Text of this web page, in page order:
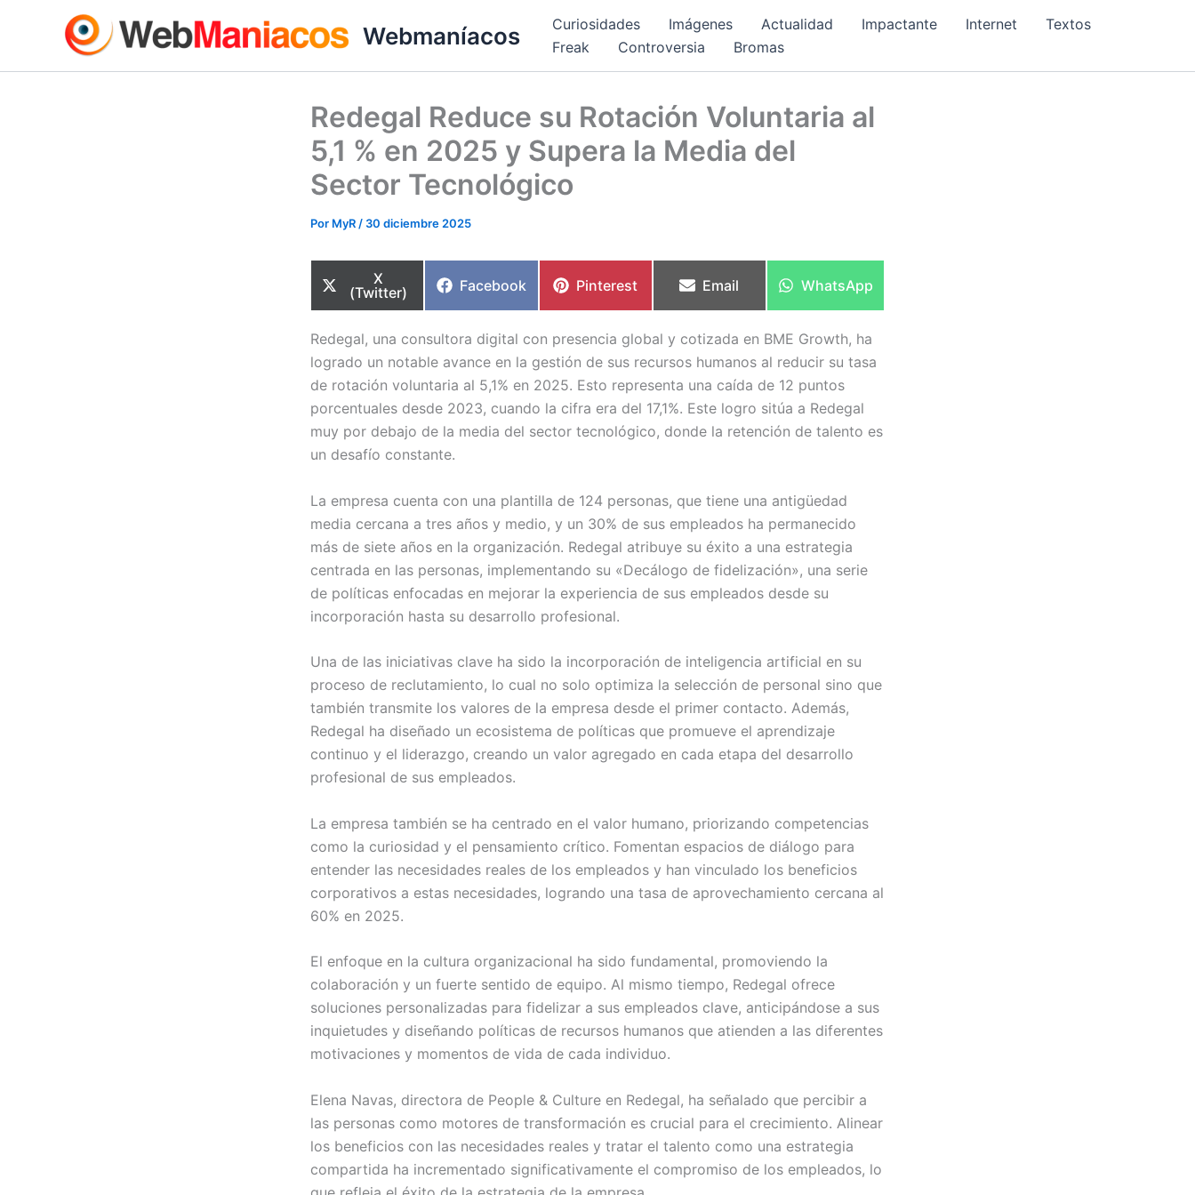
Webmaníacos Curiosidades Imágenes Actualidad Impactante Internet
Textos
Freak
Controversia Bromas
Redegal Reduce su Rotación Voluntaria al
5,1 % en 2025 y Supera la Media del
Sector Tecnológico
Por MyR / 30 diciembre 2025
Compartir
en
X
(Twitter)
Compartir
Facebook
Compartir
Pinterest
Compartir
Email
Compartir
WhatsApp
Redegal, una consultora digital con presencia global y cotizada en BME Growth, ha
logrado un notable avance en la gestión de sus recursos humanos al reducir su tasa
de rotación voluntaria al 5,1% en 2025. Esto representa una caída de 12 puntos
porcentuales desde 2023, cuando la cifra era del 17,1%. Este logro sitúa a Redegal
muy por debajo de la media del sector tecnológico, donde la retención de talento es
un desafío constante.
La empresa cuenta con una plantilla de 124 personas, que tiene una antigüedad
media cercana a tres años y medio, y un 30% de sus empleados ha permanecido
más de siete años en la organización. Redegal atribuye su éxito a una estrategia
centrada en las personas, implementando su «Decálogo de fidelización», una serie
de políticas enfocadas en mejorar la experiencia de sus empleados desde su
incorporación hasta su desarrollo profesional.
Una de las iniciativas clave ha sido la incorporación de inteligencia artificial en su
proceso de reclutamiento, lo cual no solo optimiza la selección de personal sino que
también transmite los valores de la empresa desde el primer contacto. Además,
Redegal ha diseñado un ecosistema de políticas que promueve el aprendizaje
continuo y el liderazgo, creando un valor agregado en cada etapa del desarrollo
profesional de sus empleados.
La empresa también se ha centrado en el valor humano, priorizando competencias
como la curiosidad y el pensamiento crítico. Fomentan espacios de diálogo para
entender las necesidades reales de los empleados y han vinculado los beneficios
corporativos a estas necesidades, logrando una tasa de aprovechamiento cercana al
60% en 2025.
El enfoque en la cultura organizacional ha sido fundamental, promoviendo la
colaboración y un fuerte sentido de equipo. Al mismo tiempo, Redegal ofrece
soluciones personalizadas para fidelizar a sus empleados clave, anticipándose a sus
inquietudes y diseñando políticas de recursos humanos que atienden a las diferentes
motivaciones y momentos de vida de cada individuo.
Elena Navas, directora de People & Culture en Redegal, ha señalado que percibir a
las personas como motores de transformación es crucial para el crecimiento. Alinear
los beneficios con las necesidades reales y tratar el talento como una estrategia
compartida ha incrementado significativamente el compromiso de los empleados, lo